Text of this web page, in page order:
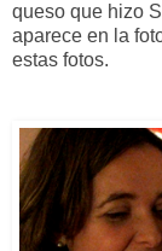
queso que hizo
aparece en la
estas fotos.